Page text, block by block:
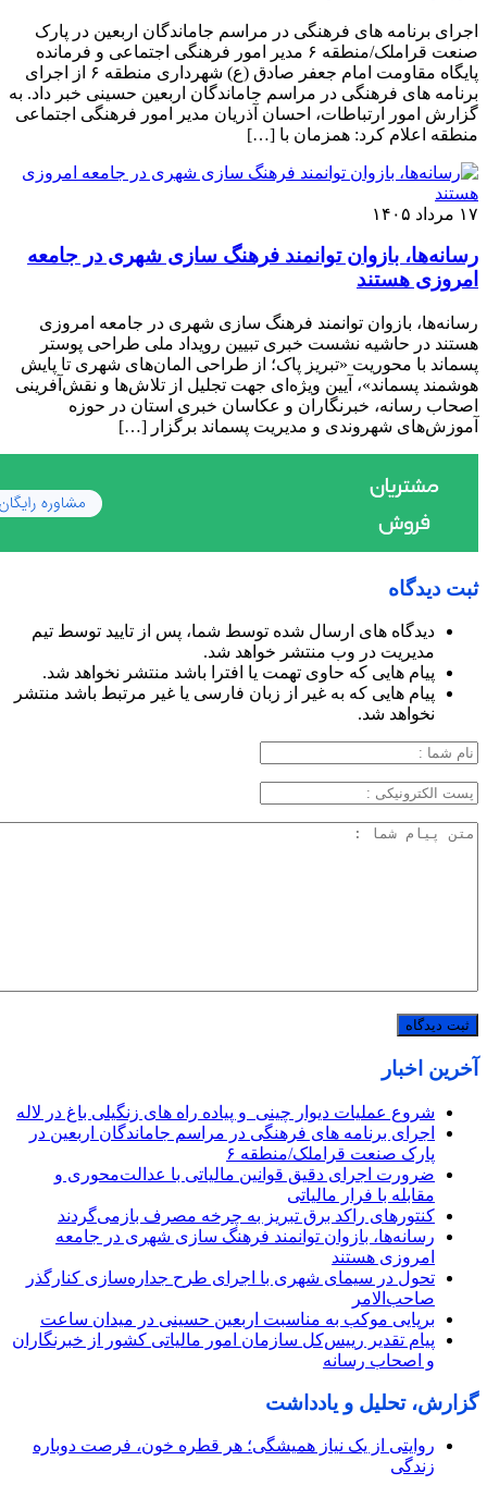
اجرای برنامه های فرهنگی در مراسم جاماندگان اربعین در پارک
صنعت قراملک/منطقه ۶ مدیر امور فرهنگی اجتماعی و فرمانده
پایگاه مقاومت امام جعفر صادق (ع) شهرداری منطقه ۶ از اجرای
برنامه های فرهنگی در مراسم جاماندگان اربعین حسینی خبر داد. به
گزارش امور ارتباطات، احسان آذریان مدیر امور فرهنگی اجتماعی
منطقه اعلام کرد: همزمان با […]
۱۷ مرداد ۱۴۰۵
رسانه‌ها، بازوان توانمند فرهنگ‌ سازی شهری در جامعه
امروزی هستند
رسانه‌ها، بازوان توانمند فرهنگ‌ سازی شهری در جامعه امروزی
هستند در حاشیه نشست خبری تبیین رویداد ملی طراحی پوستر
پسماند با محوریت «تبریز پاک؛ از طراحی المان‌های شهری تا پایش
هوشمند پسماند»، آیین ویژه‌ای جهت تجلیل از تلاش‌ها و نقش‌آفرینی
اصحاب رسانه، خبرنگاران و عکاسان خبری استان در حوزه
آموزش‌های شهروندی و مدیریت پسماند برگزار […]
ثبت دیدگاه
دیدگاه های ارسال شده توسط شما، پس از تایید توسط تیم
مدیریت در وب منتشر خواهد شد.
پیام هایی که حاوی تهمت یا افترا باشد منتشر نخواهد شد.
پیام هایی که به غیر از زبان فارسی یا غیر مرتبط باشد منتشر
نخواهد شد.
آخرین اخبار
شروع عملیات دیوار چینی و پیاده راه های زنگیلی باغ در لاله
اجرای برنامه های فرهنگی در مراسم جاماندگان اربعین در
پارک صنعت قراملک/منطقه ۶
ضرورت اجرای دقیق قوانین مالیاتی با عدالت‌محوری و
مقابله با فرار مالیاتی
کنتورهای راکد برق تبریز به چرخه مصرف بازمی‌گردند
رسانه‌ها، بازوان توانمند فرهنگ‌ سازی شهری در جامعه
امروزی هستند
تحول در سیمای شهری با اجرای طرح جداره‌سازی کنارگذر
صاحب‌الامر
برپایی موکب به مناسبت اربعین حسینی در میدان ساعت
پیام تقدیر رییس‌کل سازمان امور مالیاتی کشور از خبرنگاران
و اصحاب رسانه
گزارش، تحلیل و یادداشت
روایتی از یک نیاز همیشگی؛ هر قطره خون، فرصت دوباره
زندگی